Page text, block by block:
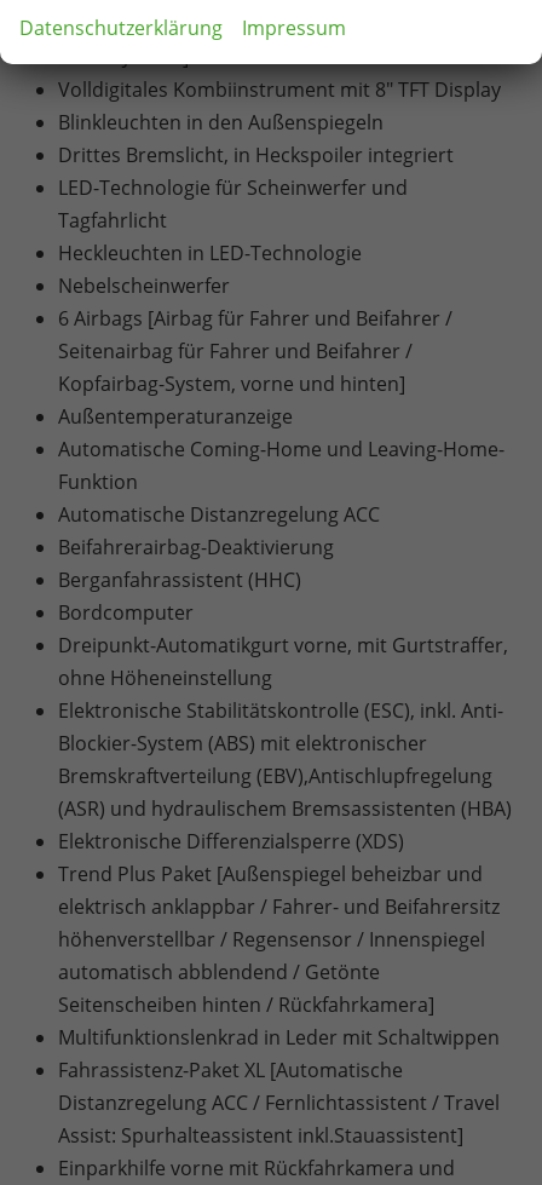
SEAT CONNECT mit kostenloser Vertragslaufzeit
Volldigitales Kombiinstrument mit 8" TFT Display
Blinkleuchten in den Außenspiegeln
Drittes Bremslicht, in Heckspoiler integriert
LED-Technologie für Scheinwerfer und
Tagfahrlicht
Heckleuchten in LED-Technologie
Nebelscheinwerfer
6 Airbags [Airbag für Fahrer und Beifahrer /
Seitenairbag für Fahrer und Beifahrer /
Kopfairbag-System, vorne und hinten]
Außentemperaturanzeige
Automatische Coming-Home und Leaving-Home-
Funktion
Automatische Distanzregelung ACC
Beifahrerairbag-Deaktivierung
Berganfahrassistent (HHC)
Bordcomputer
Dreipunkt-Automatikgurt vorne, mit Gurtstraffer,
ohne Höheneinstellung
Elektronische Stabilitätskontrolle (ESC), inkl. Anti-
Blockier-System (ABS) mit elektronischer
Bremskraftverteilung (EBV),Antischlupfregelung
(ASR) und hydraulischem Bremsassistenten (HBA)
Elektronische Differenzialsperre (XDS)
Trend Plus Paket [Außenspiegel beheizbar und
elektrisch anklappbar / Fahrer- und Beifahrersitz
höhenverstellbar / Regensensor / Innenspiegel
automatisch abblendend / Getönte
Seitenscheiben hinten / Rückfahrkamera]
Multifunktionslenkrad in Leder mit Schaltwippen
Fahrassistenz-Paket XL [Automatische
Distanzregelung ACC / Fernlichtassistent / Travel
Assist: Spurhalteassistent inkl.Stauassistent]
Einparkhilfe vorne mit Rückfahrkamera und
Datenschutzerklärung Impressum